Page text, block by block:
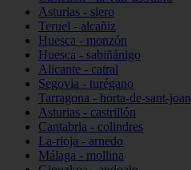
Asturias - siero
Teruel - alcañiz
Huesca - monzón
Huesca - sabiñánigo
Alicante - catral
Segovia - turégano
Tarragona - horta-de-sant-joan
Asturias - castrillón
Cantabria - colindres
La-rioja - arnedo
Málaga - mollina